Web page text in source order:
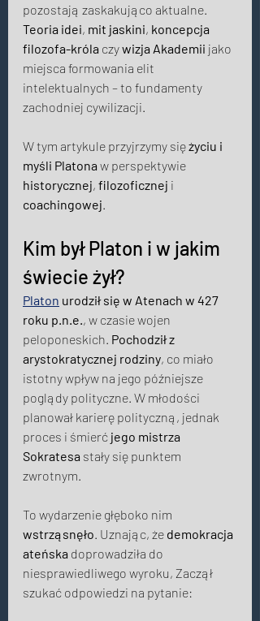
pozostają zaskakująco aktualne.
Teoria idei, mit jaskini, koncepcja
filozofa-króla czy wizja Akademii jako
miejsca formowania elit
intelektualnych – to fundamenty
zachodniej cywilizacji.
W tym artykule przyjrzymy się życiu i
myśli Platona w perspektywie
historycznej, filozoficznej i
coachingowej
Kim był Platon i w jakim
świecie żył?
Platon urodził się w Atenach w 427
roku p.n.e. , w czasie wojen
peloponeskich. Pochodził z
arystokratycznej rodziny, co miało
istotny wpływ na jego późniejsze
poglądy polityczne. W młodości
planował karierę polityczną, jednak
proces i śmierć jego mistrza
Sokratesa stały się punktem
zwrotnym.
To wydarzenie głęboko nim
wstrząsnęło . Uznając, że demokracja
ateńska doprowadziła do
niesprawiedliwego wyroku, Zaczął
szukać odpowiedzi na pytanie: